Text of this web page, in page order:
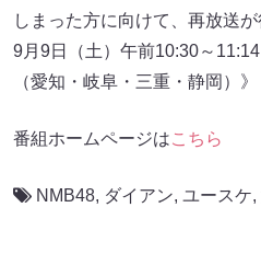
しまった方に向けて、再放送が
9月9日（土）午前10:30～
（愛知・岐阜・三重・静岡）》
番組ホームページはこちら
NMB48, ダイアン, ユースケ,